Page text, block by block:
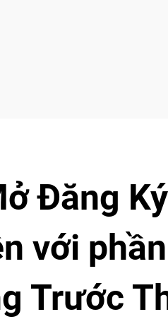
Đăng
với
Trước